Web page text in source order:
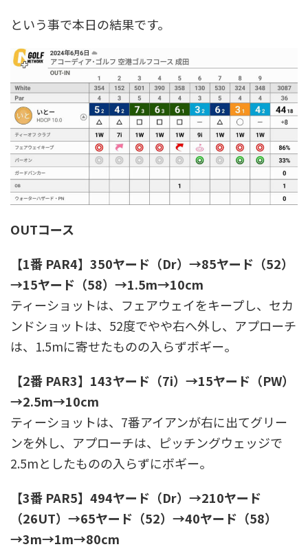
という事で本日の結果です。
OUTコース
【1番 PAR4】350ヤード（Dr）→85ヤード（52）
→15ヤード（58）→1.5m→10cm
ティーショットは、フェアウェイをキープし、セカ
ンドショットは、52度でやや右へ外し、アプローチ
は、1.5mに寄せたものの入らずボギー。
【2番 PAR3】143ヤード（7i）→15ヤード（PW）
→2.5m→10cm
ティーショットは、7番アイアンが右に出てグリー
ンを外し、アプローチは、ピッチングウェッジで
2.5mとしたものの入らずにボギー。
【3番 PAR5】494ヤード（Dr）→210ヤード
（26UT）→65ヤード（52）→40ヤード（58）
→3m→1m→80cm